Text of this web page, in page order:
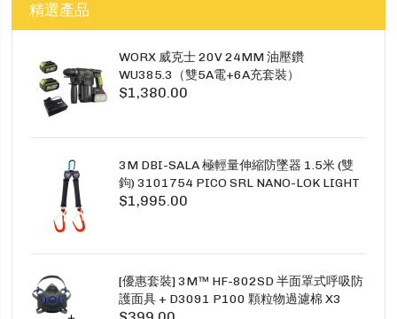
精選產品
WORX 威克士 20V 24MM 油壓鑽
WU385.3（雙5A電+6A充套裝）
$1,380.00
3M DBI-SALA 極輕量伸縮防墜器 1.5米 (雙
鉤) 3101754 PICO SRL NANO-LOK LIGHT
1.5M TWINS
$1,995.00
[優惠套裝] 3M™ HF-802SD 半面罩式呼吸防
護面具 + D3091 P100 顆粒物過濾棉 X3